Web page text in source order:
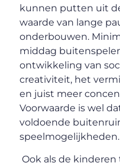
kunnen putten uit
waarde van lange
onderbouwen.
middag
ontwikkeling van
creativiteit, het
en juist meer
Voorwaarde is wel
voldoende
speelmogelijkheden.
Ook als de